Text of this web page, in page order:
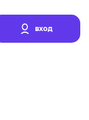
вход